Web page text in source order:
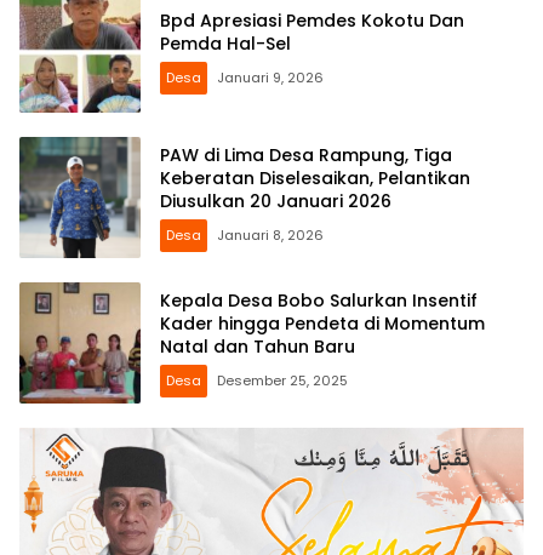
Bpd Apresiasi Pemdes Kokotu Dan
Pemda Hal-Sel
Desa Januari 9, 2026
PAW di Lima Desa Rampung, Tiga
Keberatan Diselesaikan, Pelantikan
Diusulkan 20 Januari 2026
Desa Januari 8, 2026
Kepala Desa Bobo Salurkan Insentif
Kader hingga Pendeta di Momentum
Natal dan Tahun Baru
Desa Desember 25, 2025